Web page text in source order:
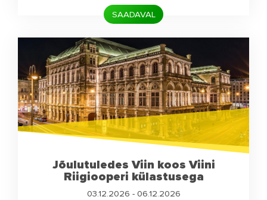
SAADAVAL
Jõulutuledes Viin koos Viini
Riigiooperi külastusega
03.12.2026 - 06.12.2026